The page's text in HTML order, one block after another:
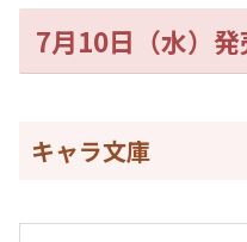
7月10日（水）発
キャラ文庫